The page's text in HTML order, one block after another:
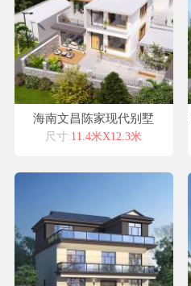
海南文昌陈家现代别墅
尺寸:11.4米X12.3米